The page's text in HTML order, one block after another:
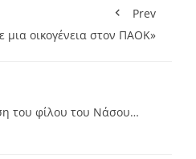
Prev
μια οικογένεια στον ΠΑΟΚ»
του φίλου του Νάσου…